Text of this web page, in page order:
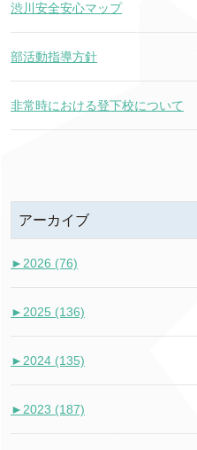
渋川安全安心マップ
部活動指導方針
非常時における登下校について
アーカイブ
► 2026 (76)
► 2025 (136)
► 2024 (135)
► 2023 (187)